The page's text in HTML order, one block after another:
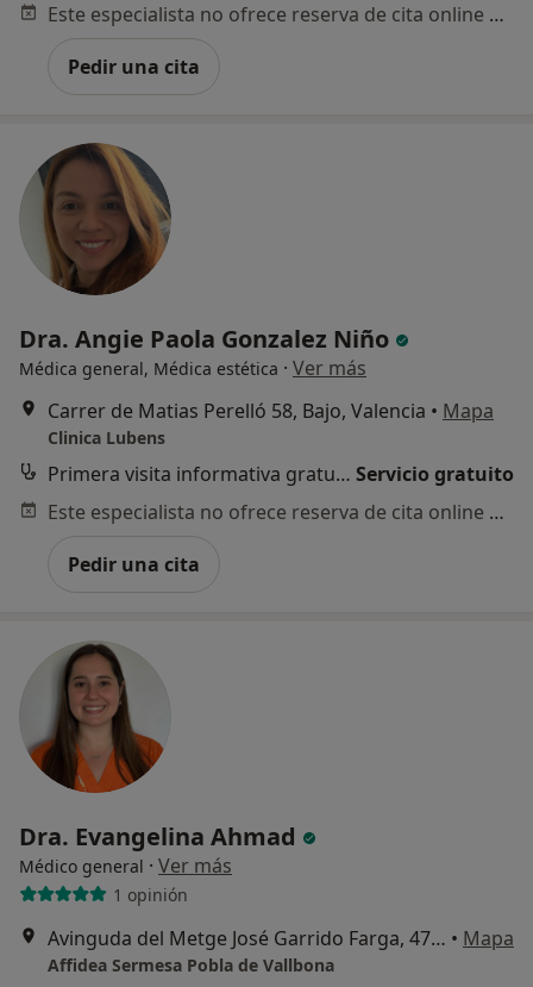
Este especialista no ofrece reserva de cita online en esta dirección.
Pedir una cita
Dra. Angie Paola Gonzalez Niño
Médica general, Médica estética · Ver más
Carrer de Matias Perelló 58, Bajo, Valencia • Mapa
Clinica Lubens
Primera visita informativa gratuita Servicio gratuito
Este especialista no ofrece reserva de cita online en esta dirección.
Pedir una cita
Dra. Evangelina Ahmad
Médico general · Ver más
1 opinión
Avinguda del Metge José Garrido Farga, 47, La Pobla de Vallbona • Mapa
Affidea Sermesa Pobla de Vallbona